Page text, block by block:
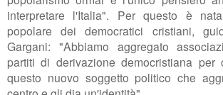
interpretare l'Italia". Per questo è
popolare dei democratici cristiani,
Gargani: "Abbiamo aggregato
partiti di derivazione democristiana per
questo nuovo soggetto politico che